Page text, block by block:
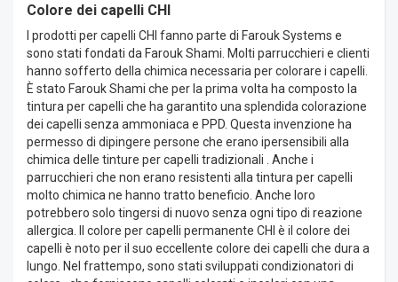
Colore dei capelli CHI
I prodotti per capelli CHI fanno parte di Farouk Systems e
sono stati fondati da Farouk Shami. Molti parrucchieri e clienti
hanno sofferto della chimica necessaria per colorare i capelli.
È stato Farouk Shami che per la prima volta ha composto la
tintura per capelli che ha garantito una splendida colorazione
dei capelli senza ammoniaca e PPD. Questa invenzione ha
permesso di dipingere persone che erano ipersensibili alla
chimica delle tinture per capelli tradizionali . Anche i
parrucchieri che non erano resistenti alla tintura per capelli
molto chimica ne hanno tratto beneficio. Anche loro
potrebbero solo tingersi di nuovo senza ogni tipo di reazione
allergica. Il colore per capelli permanente CHI è il colore dei
capelli è noto per il suo eccellente colore dei capelli che dura a
lungo. Nel frattempo, sono stati sviluppati condizionatori di